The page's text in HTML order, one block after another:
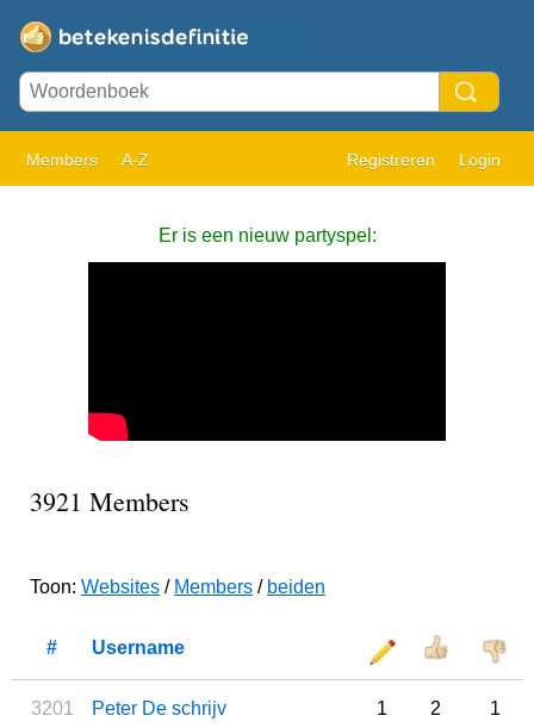
Members A-Z Registreren Login
Er is een nieuw partyspel:
3921 Members
Toon: Websites / Members / beiden
# Username
3201 Peter De schrijv 1 2 1